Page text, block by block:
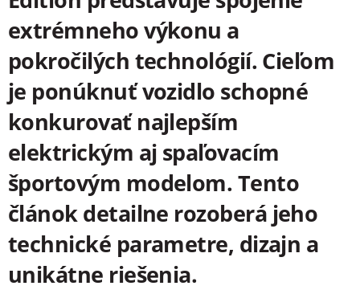
extrémneho výkonu a
pokročilých technológií. Cieľom
je ponúknuť vozidlo schopné
konkurovať najlepším
elektrickým aj spaľovacím
športovým modelom. Tento
článok detailne rozoberá jeho
technické parametre, dizajn a
unikátne riešenia.